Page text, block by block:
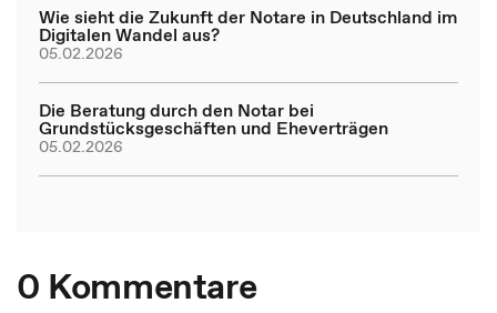
Wie sieht die Zukunft der Notare in Deutschland im
Digitalen Wandel aus?
05.02.2026
Die Beratung durch den Notar bei
Grundstücksgeschäften und Eheverträgen
05.02.2026
0 Kommentare